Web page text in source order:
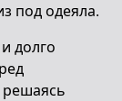
под одеяла.
долго